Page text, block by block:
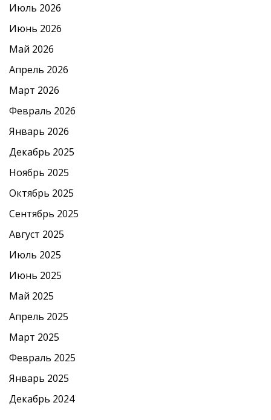
Июль 2026
Июнь 2026
Май 2026
Апрель 2026
Март 2026
Февраль 2026
Январь 2026
Декабрь 2025
Ноябрь 2025
Октябрь 2025
Сентябрь 2025
Август 2025
Июль 2025
Июнь 2025
Май 2025
Апрель 2025
Март 2025
Февраль 2025
Январь 2025
Декабрь 2024